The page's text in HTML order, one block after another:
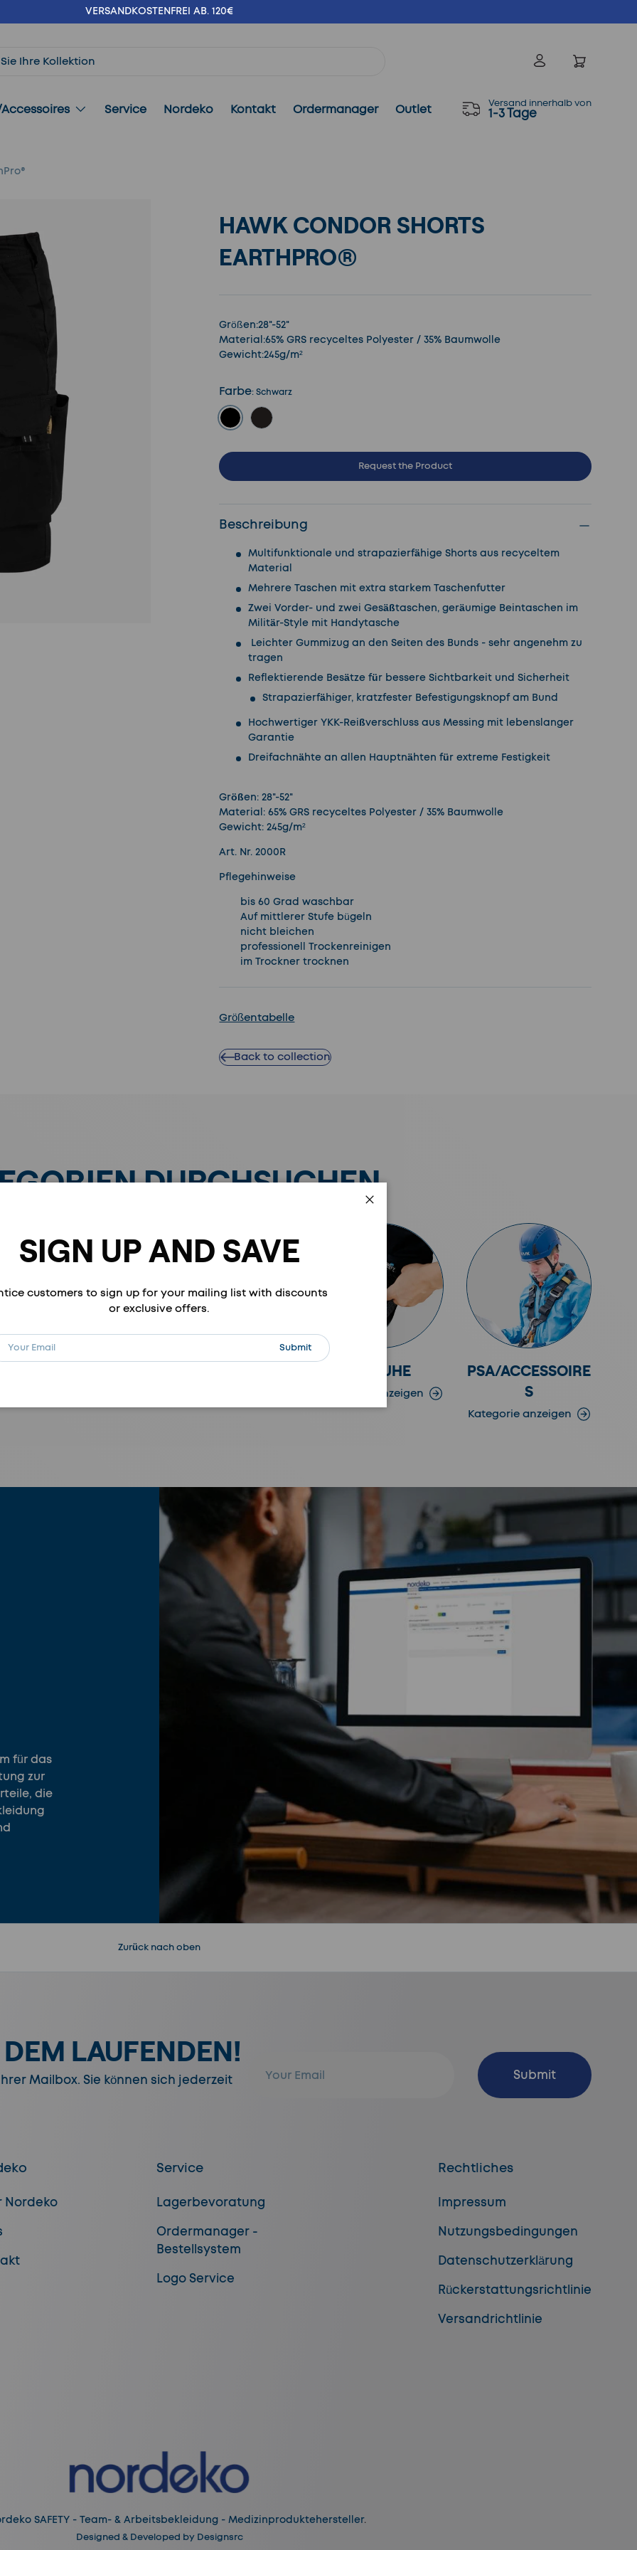
VERSANDKOSTENFREI AB. 120€
Einloggen
Accessoires Service Nordeko Kontakt Ordermanager Outlet Versand innerhalb von
1-3 Tage
HAWK CONDOR SHORTS
EARTHPRO®
Größen:28"-52"
Material:65% GRS recyceltes Polyester / 35% Baumwolle
Gewicht:245g/m²
Farbe:Schwarz
Schwarz
Request the Product
Beschreibung
Multifunktionale und strapazierfähige Shorts aus recyceltem
Material
Mehrere Taschen mit extra starkem Taschenfutter
Zwei Vorder- und zwei Gesäßtaschen, geräumige Beintaschen im
Militär-Style mit Handytasche
Leichter Gummizug an den Seiten des Bunds - sehr angenehm zu
tragen
Reflektierende Besätze für bessere Sichtbarkeit und Sicherheit
Strapazierfähiger, kratzfester Befestigungsknopf am Bund
Hochwertiger YKK-Reißverschluss aus Messing mit lebenslanger
Garantie
Dreifachnähte an allen Hauptnähten für extreme Festigkeit
Größen: 28"-52"
Material: 65% GRS recyceltes Polyester / 35% Baumwolle
Gewicht: 245g/m²
Art. Nr. 2000R
Pflegehinweise
bis 60 Grad waschbar
Auf mittlerer Stufe bügeln
nicht bleichen
professionell Trockenreinigen
im Trockner trocknen
Größentabelle
Back to collection
DURCHSUCHEN
SCHUHE
Kategorie anzeigen
PSA/ACCESSOIRE
S
Kategorie anzeigen
für das
zur
die
SIGN UP AND SAVE
customers to sign up for your mailing list with discounts
or exclusive offers.
Abonnieren
Submit
Zurück nach oben
LAUFENDEN!
Mailbox. Sie können sich jederzeit Abonnieren
Submit
Nordeko
Service
Lagerbevoratung
Ordermanager -
Bestellsystem
Logo Service
Rechtliches
Impressum
Nutzungsbedingungen
Datenschutzerklärung
Rückerstattungsrichtlinie
Versandrichtlinie
SAFETY - Team- & Arbeitsbekleidung - Medizinproduktehersteller.
Designed & Developed by Designsrc